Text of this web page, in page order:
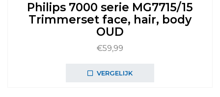
Philips 7000 serie MG7715/15
Trimmerset face, hair, body
OUD
€59,99
VERGELIJK